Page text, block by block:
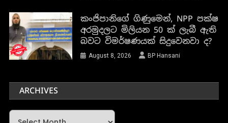
කංජිපානිගේ ගිණුමෙන්, NPP පක්ෂ
අරමුදලට මිලියන 50 ක් ලැබී ඇති
බවට විමර්ෂණයක් සිදුවෙනවා ද?
August 8, 2026 BP Hansani
ARCHIVES
Archives